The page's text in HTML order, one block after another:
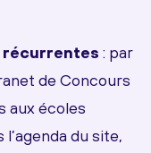
: par
de Concours
aux écoles
du site,